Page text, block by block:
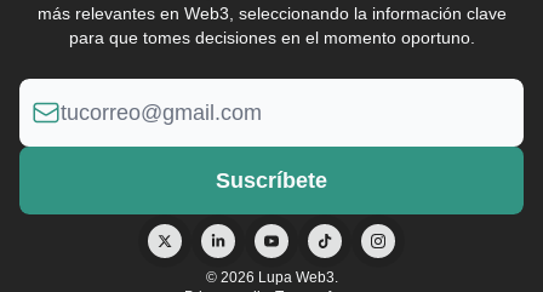
más relevantes en Web3, seleccionando la información clave
para que tomes decisiones en el momento oportuno.
© 2026 Lupa Web3.